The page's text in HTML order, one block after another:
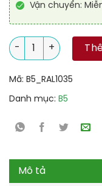
Vận chuyển:
Sơn sàn Epoxy tự san
Mã: B5_RAL1035
Danh mục: B5
Mô tả